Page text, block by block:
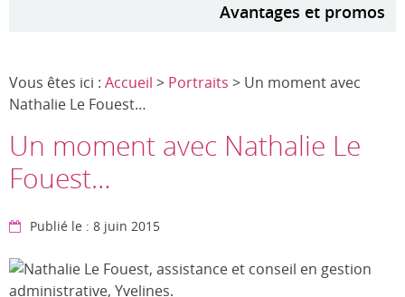
Avantages et promos
Vous êtes ici : Accueil > Portraits > Un moment avec
Nathalie Le Fouest…
Un moment avec Nathalie Le
Fouest…
Publié le : 8 juin 2015